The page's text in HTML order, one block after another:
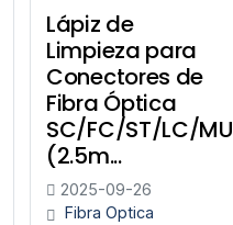
Lápiz de
Limpieza para
Conectores de
Fibra Óptica
SC/FC/ST/LC/MU
(2.5m...
2025-09-26
Fibra Optica